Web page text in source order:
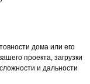
дома или его
проекта, загрузки
и дальности